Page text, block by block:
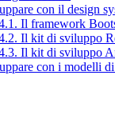
con il design
Il framework
Il kit di sviluppo
Il kit di sviluppo
con i modelli